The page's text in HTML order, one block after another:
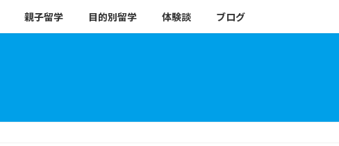
親子留学 目的別留学 体験談 ブログ